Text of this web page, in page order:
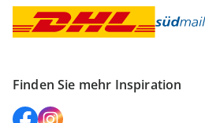
Finden Sie mehr Inspiration